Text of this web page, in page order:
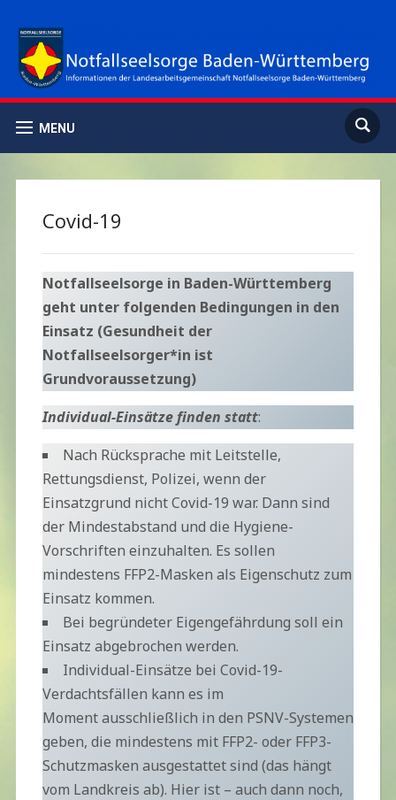
MENU
Covid-19
Notfallseelsorge in Baden-Württemberg
geht unter folgenden Bedingungen in den
Einsatz (Gesundheit der
Notfallseelsorger*in ist
Grundvoraussetzung)
Individual-Einsätze finden statt:
Nach Rücksprache mit Leitstelle,
Rettungsdienst, Polizei, wenn der
Einsatzgrund nicht Covid-19 war. Dann sind
der Mindestabstand und die Hygiene-
Vorschriften einzuhalten. Es sollen
mindestens FFP2-Masken als Eigenschutz zum
Einsatz kommen.
Bei begründeter Eigengefährdung soll ein
Einsatz abgebrochen werden.
Individual-Einsätze bei Covid-19-
Verdachtsfällen kann es im
Moment ausschließlich in den PSNV-Systemen
geben, die mindestens mit FFP2- oder FFP3-
Schutzmasken ausgestattet sind (das hängt
vom Landkreis ab). Hier ist – auch dann noch,